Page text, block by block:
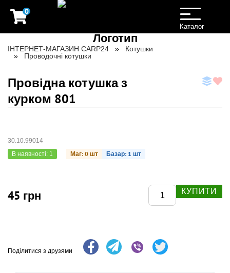
0
Toggle
navigation
Каталог
ІНТЕРНЕТ-МАГАЗИН CARP24
Котушки
Проводочні котушки
Провідна котушка з
курком 801
30.10.99014
В наявності: 1
Маг: 0 шт Базар: 1 шт
45 грн КУПИТИ
Поділитися з друзями